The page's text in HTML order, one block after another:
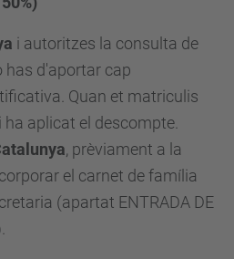
i autoritzes la consulta de
has d'aportar cap
Quan et matriculis
aplicat el descompte.
, prèviament a la
el carnet de família
(apartat ENTRADA DE